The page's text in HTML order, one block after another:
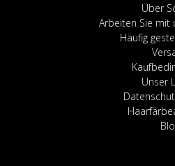
können
Produktseite
Über
Arbeiten Sie mit
Häufig
Unser